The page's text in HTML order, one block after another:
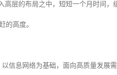
高层的布局之中，短短一个月时间，
的高度。
信息网络为基础，面向高质量发展